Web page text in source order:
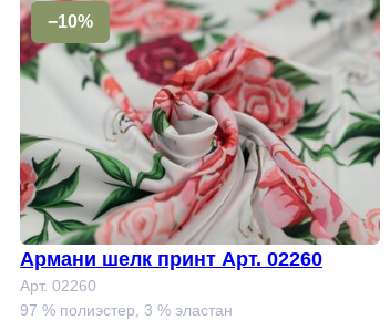
−10%
Армани шелк принт Арт. 02260
Арт. 02260
97 % полиэстер, 3 % эластан